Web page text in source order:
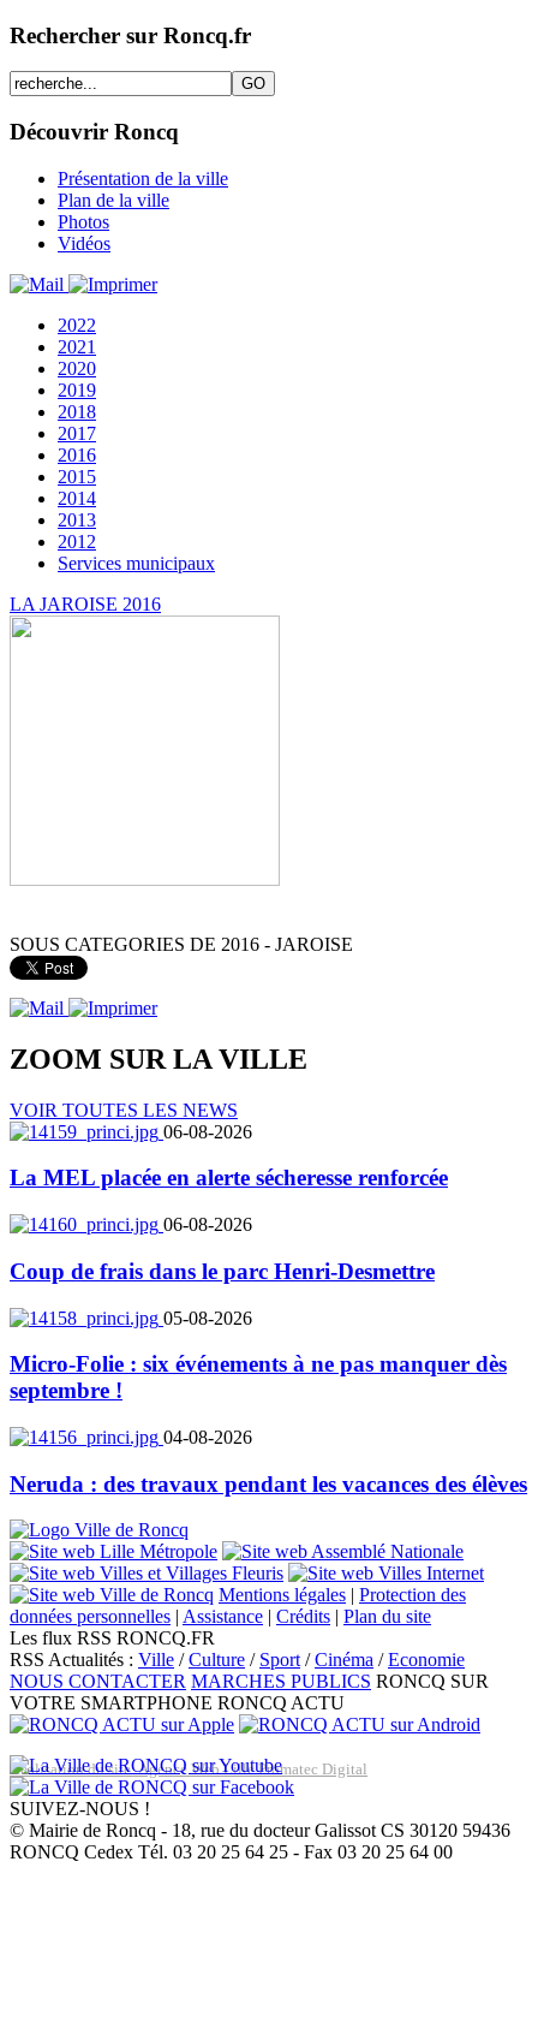
Rechercher sur Roncq.fr
Découvrir Roncq
Présentation de la ville
Plan de la ville
Photos
Vidéos
2022
2021
2020
2019
2018
2017
2016
2015
2014
2013
2012
Services municipaux
LA JAROISE 2016
SOUS CATEGORIES DE 2016 - JAROISE
ZOOM SUR LA VILLE
VOIR TOUTES LES NEWS
06-08-2026
La MEL placée en alerte sécheresse renforcée
06-08-2026
Coup de frais dans le parc Henri-Desmettre
05-08-2026
Micro-Folie : six événements à ne pas manquer dès
septembre !
04-08-2026
Neruda : des travaux pendant les vacances des élèves
Mentions légales | Protection des
données personnelles | Assistance | Crédits | Plan du site
Les flux RSS RONCQ.FR
RSS Actualités : Ville /Culture / Sport/Cinéma /Economie
NOUS CONTACTER MARCHES PUBLICS RONCQ SUR
VOTRE SMARTPHONE RONCQ ACTU
Réalisation du site: Agence Web Lille Promatec Digital
SUIVEZ-NOUS !
© Mairie de Roncq - 18, rue du docteur Galissot CS 30120 59436
RONCQ Cedex Tél. 03 20 25 64 25 - Fax 03 20 25 64 00